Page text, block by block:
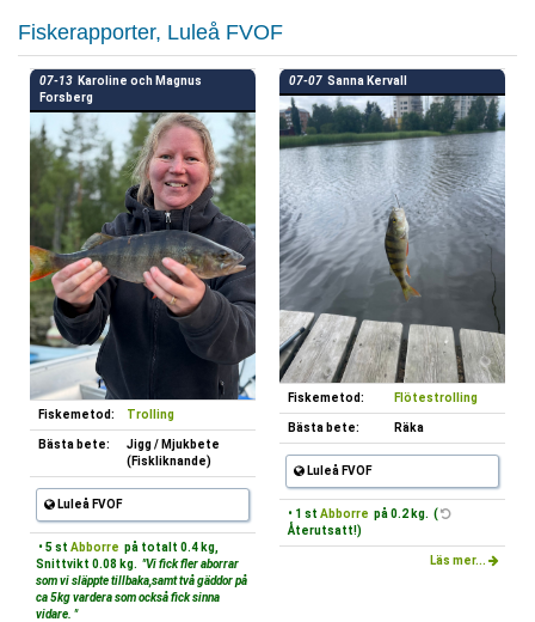
Fiskerapporter, Luleå FVOF
07-13 Karoline och Magnus
Forsberg
Fiskemetod: Trolling
Bästa bete:
Jigg / Mjukbete
(Fiskliknande)
Luleå FVOF
• 5 st Abborre på totalt 0.4 kg,
Snittvikt 0.08 kg. "Vi fick fler aborrar
som vi släppte tillbaka,samt två gäddor på
ca 5kg vardera som också fick sinna
vidare. "
07-07 Sanna Kervall
Fiskemetod: Flötestrolling
Bästa bete: Räka
Luleå FVOF
• 1 st Abborre på 0.2 kg. (
Återutsatt!)
Läs mer...